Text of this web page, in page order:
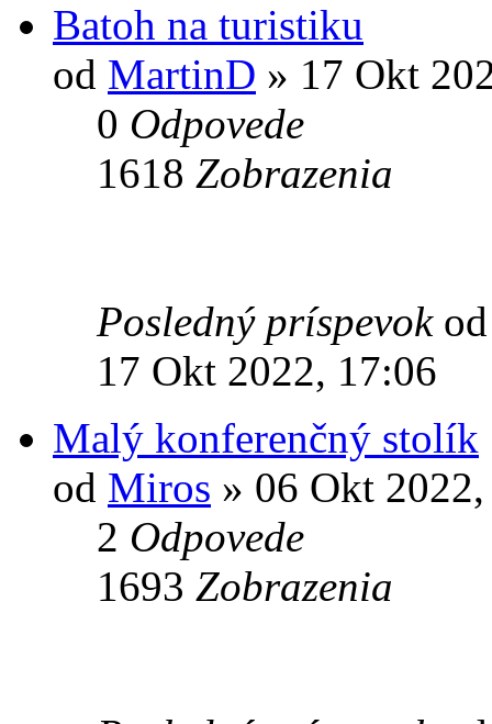
Batoh na turistiku
od MartinD » 17 Okt
0 Odpovede
1618 Zobrazenia
Posledný príspevok
17 Okt 2022, 17:06
Malý konferenčný stolík
od Miros » 06 Okt
2 Odpovede
1693 Zobrazenia